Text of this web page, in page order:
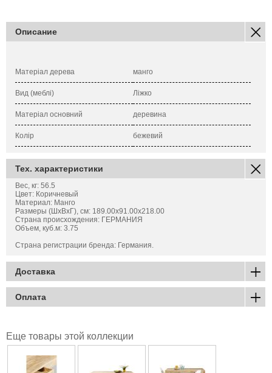
Описание
Матеріал дерева манго
Вид (меблі) Ліжко
Матеріал основний деревина
Колір бежевий
Тех. характеристики
Вес, кг: 56.5
Цвет: Коричневый
Материал: Манго
Размеры (ШхВхГ), см: 189.00x91.00x218.00
Страна происхождения: ГЕРМАНИЯ
Объем, куб.м: 3.75
Страна регистрации бренда: Германия.
Доставка
Оплата
Еще товары этой коллекции